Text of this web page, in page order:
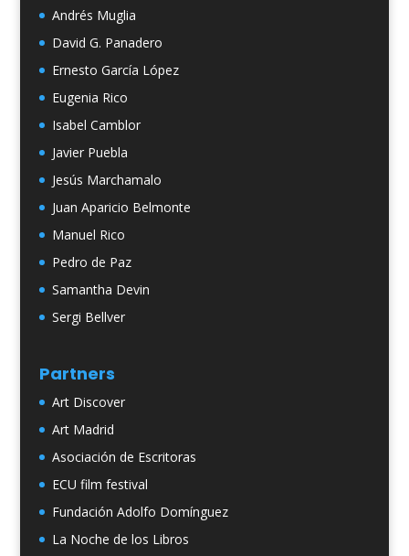
Andrés Muglia
David G. Panadero
Ernesto García López
Eugenia Rico
Isabel Camblor
Javier Puebla
Jesús Marchamalo
Juan Aparicio Belmonte
Manuel Rico
Pedro de Paz
Samantha Devin
Sergi Bellver
Partners
Art Discover
Art Madrid
Asociación de Escritoras
ECU film festival
Fundación Adolfo Domínguez
La Noche de los Libros